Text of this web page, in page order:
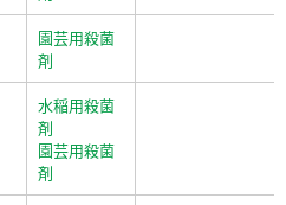
園芸用殺菌
剤
水稲用殺菌
剤
園芸用殺菌
剤